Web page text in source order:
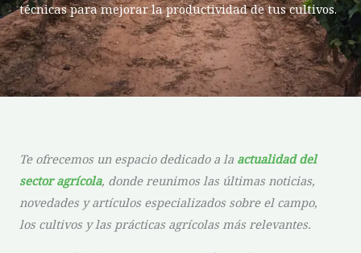
técnicas para mejorar la productividad de tus cultivos.
Te ofrecemos un espacio dedicado a la actualidad del
sector agrícola, donde reunimos las últimas noticias,
novedades y artículos especializados sobre el campo,
los cultivos y las prácticas agrícolas más relevantes.